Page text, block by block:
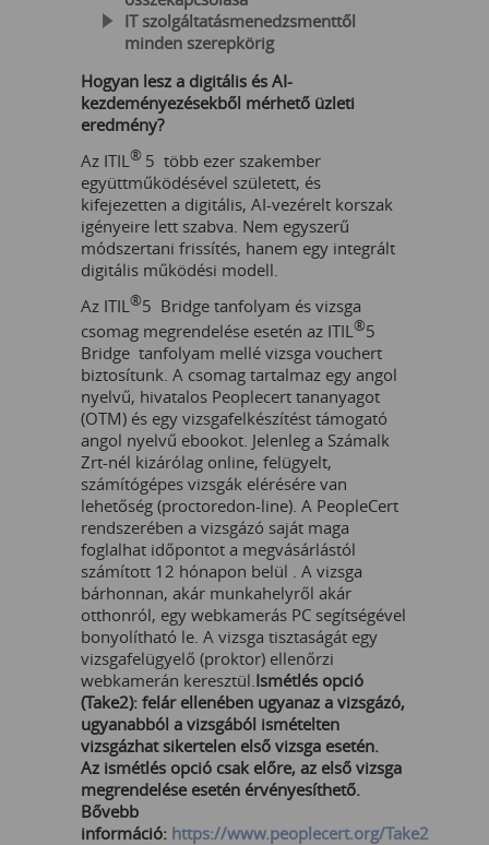
IT szolgáltatásmenedzsmenttől
minden szerepkörig
Hogyan lesz a digitális és AI-
kezdeményezésekből mérhető üzleti
eredmény?
Az ITIL ® 5 több ezer szakember
együttműködésével született, és
kifejezetten a digitális, AI-vezérelt korszak
igényeire lett szabva. Nem egyszerű
módszertani frissítés, hanem egy integrált
digitális működési modell.
Az ITIL ®5 Bridge tanfolyam és vizsga
csomag megrendelése esetén az ITIL ®5
Bridge tanfolyam mellé vizsga vouchert
biztosítunk. A csomag tartalmaz egy angol
nyelvű, hivatalos Peoplecert tananyagot
(OTM) és egy vizsgafelkészítést támogató
angol nyelvű ebookot. Jelenleg a Számalk
Zrt-nél kizárólag online, felügyelt,
számítógépes vizsgák elérésére van
lehetőség (proctoredon-line). A PeopleCert
rendszerében a vizsgázó saját maga
foglalhat időpontot a megvásárlástól
számított 12 hónapon belül . A vizsga
bárhonnan, akár munkahelyről akár
otthonról, egy webkamerás PC segítségével
bonyolítható le. A vizsga tisztaságát egy
vizsgafelügyelő (proktor) ellenőrzi
webkamerán keresztül. Ismétlés opció
(Take2): felár ellenében ugyanaz a vizsgázó,
ugyanabból a vizsgából ismételten
vizsgázhat sikertelen első vizsga esetén.
Az ismétlés opció csak előre, az első vizsga
megrendelése esetén érvényesíthető.
Bővebb
információ: https://www.peoplecert.org/Take2